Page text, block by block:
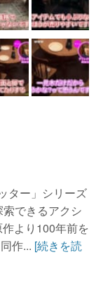
ター」シリーズ
できるアクシ
より100年前を
作... [続きを読